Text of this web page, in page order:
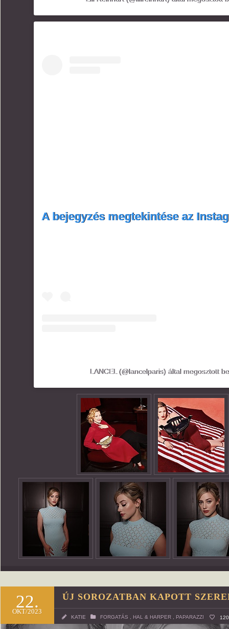
A bejegyzés megtekintése az
LANCEL (@lancelparis) által megosztott
22.
OKT/2023
ÚJ SOROZATBAN KAPOTT
KATIE FORGATÁS HAL & HARPER PAPARAZZI 120